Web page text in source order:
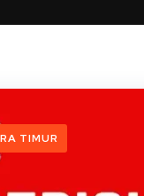
TIMUR